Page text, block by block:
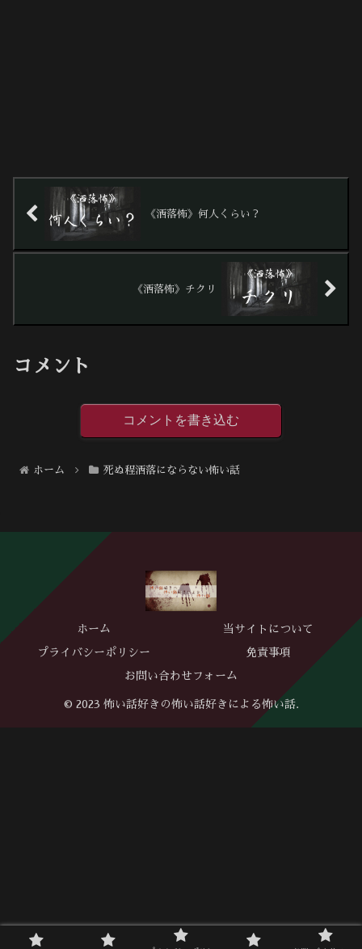
《洒落怖》何人くらい？
《洒落怖》チクリ
コメント
コメントを書き込む
ホーム 死ぬ程洒落にならない怖い話
ホーム 当サイトについて
プライバシーポリシー 免責事項
お問い合わせフォーム
© 2023 怖い話好きの怖い話好きによる怖い話.